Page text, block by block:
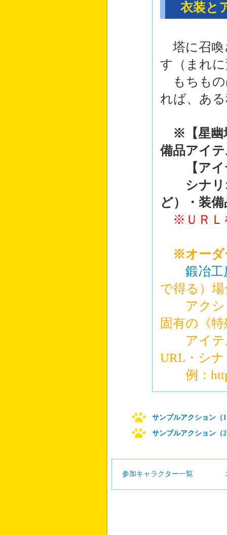
衣装と
塔に召喚
す（まれ
もちもの
れば、あ
※【星幽
備品アイ
【アイテ
シナリオ
ど）・装
※ＵＲＬ
※オーダ
鍛冶工
で得る）
アクショ
固有の《
アイテム
URL・シ
例：
サンプルアクション（
サンプルアクション（
参加キャラクター一覧